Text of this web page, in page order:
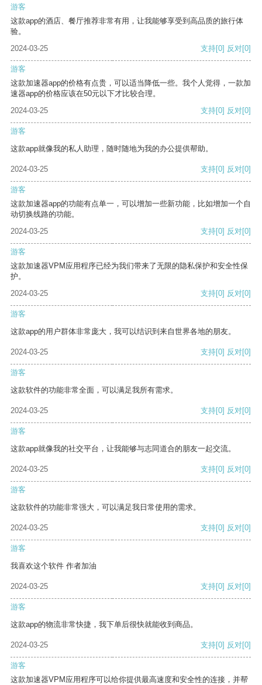
游客
这款app的酒店、餐厅推荐非常有用，让我能够享受到高品质的旅行体
验。
2024-03-25
支持[0] 反对[0]
游客
这款加速器app的价格有点贵，可以适当降低一些。我个人觉得，一款加
速器app的价格应该在50元以下才比较合理。
2024-03-25
支持[0] 反对[0]
游客
这款app就像我的私人助理，随时随地为我的办公提供帮助。
2024-03-25 支持[0] 反对[0]
游客
这款加速器app的功能有点单一，可以增加一些新功能，比如增加一个自
动切换线路的功能。
2024-03-25
支持[0] 反对[0]
游客
这款加速器VPM应用程序已经为我们带来了无限的隐私保护和安全性保
护。
2024-03-25
支持[0] 反对[0]
游客
这款app的用户群体非常庞大，我可以结识到来自世界各地的朋友。
2024-03-25 支持[0] 反对[0]
游客
这款软件的功能非常全面，可以满足我所有需求。
2024-03-25 支持[0] 反对[0]
游客
这款app就像我的社交平台，让我能够与志同道合的朋友一起交流。
2024-03-25 支持[0] 反对[0]
游客
这款软件的功能非常强大，可以满足我日常使用的需求。
2024-03-25 支持[0] 反对[0]
游客
我喜欢这个软件 作者加油
2024-03-25 支持[0] 反对[0]
游客
这款app的物流非常快捷，我下单后很快就能收到商品。
2024-03-25 支持[0] 反对[0]
游客
这款加速器VPM应用程序可以给你提供最高速度和安全性的连接，并帮